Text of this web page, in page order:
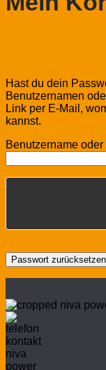
Hast du dein
Benutzernamen
Link per E-Mail,
kannst.
Benutzername
Passwort zurücksetzen